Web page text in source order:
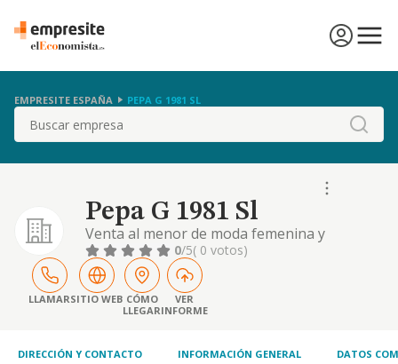
EMPRESITE ESPAÑA PEPA G 1981 SL
Buscar
Pepa G 1981 Sl
Venta al menor de moda femenina y
complementos.
0/5( 0 votos)
LLAMARSITIO WEB CÓMO
LLEGAR
VER
INFORME
DIRECCIÓN Y CONTACTO INFORMACIÓN GENERAL DATOS